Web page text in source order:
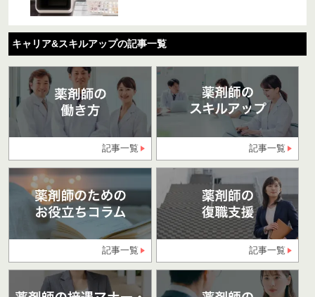
キャリア&スキルアップの記事一覧
記事一覧 記事一覧
記事一覧 記事一覧